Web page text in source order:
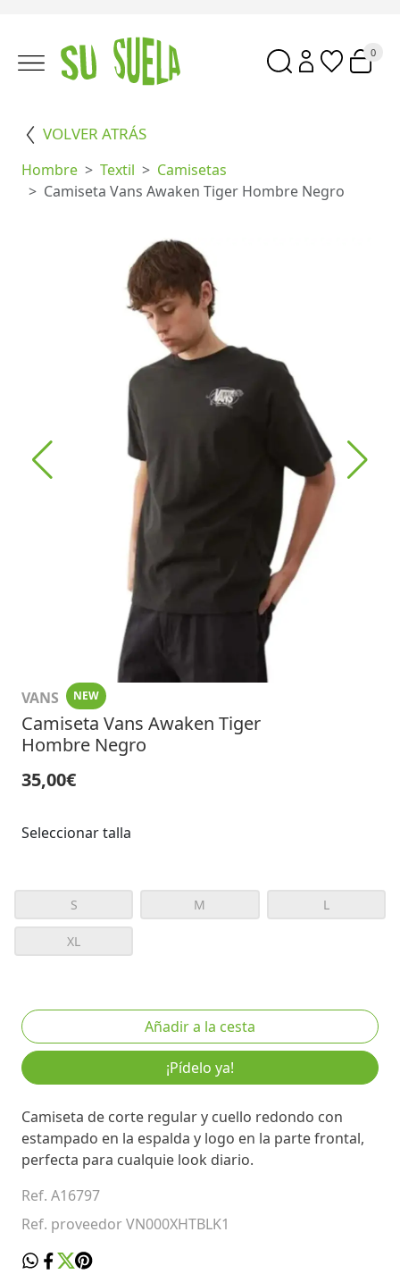
0
VOLVER ATRÁS
Hombre Textil
Camisetas
Camiseta Vans Awaken Tiger Hombre Negro
VANS NEW
Camiseta Vans Awaken Tiger
Hombre Negro
35,00€
Seleccionar talla
S M L
XL
¡Pídelo ya!
Camiseta de corte regular y cuello redondo con
estampado en la espalda y logo en la parte frontal,
perfecta para cualquie look diario.
Ref. A16797
Ref. proveedor VN000XHTBLK1